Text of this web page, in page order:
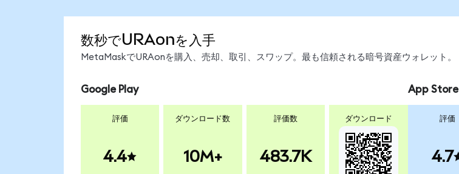
数秒でURAonを入手
MetaMaskでURAonを購入、売却、取引、スワップ。最も信頼される暗号資産ウォレット。
Google Play
評価
4.4
ダウンロード数
10M+
評価数
483.7K
ダウンロード
App Store
評価
4.7